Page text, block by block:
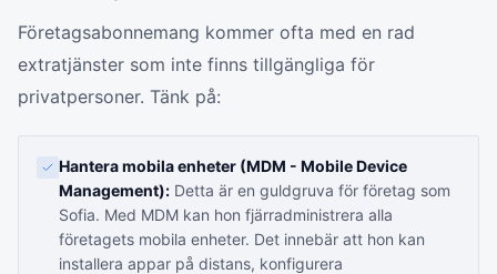
Företagsabonnemang kommer ofta med en rad
extratjänster som inte finns tillgängliga för
privatpersoner. Tänk på:
Hantera mobila enheter (MDM - Mobile Device
Management): Detta är en guldgruva för företag som
Sofia. Med MDM kan hon fjärradministrera alla
företagets mobila enheter. Det innebär att hon kan
installera appar på distans, konfigurera